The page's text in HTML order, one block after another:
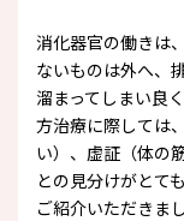
消化器官の働きは
ないものは外へ、
溜まってしまい良
方治療に際しては
い）、虚証（体の
との見分けがとて
ご紹介いただきまし